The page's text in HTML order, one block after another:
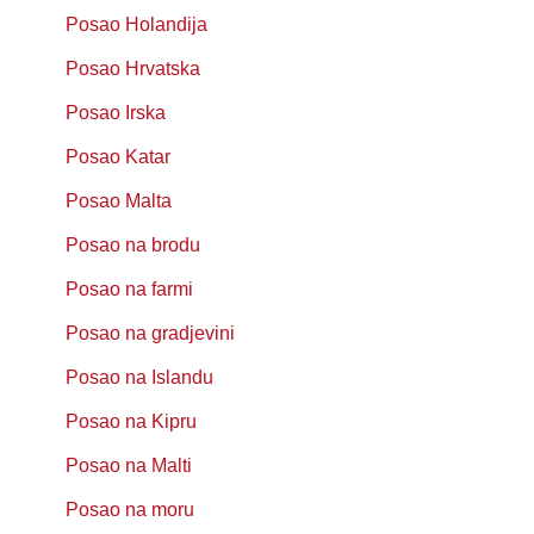
Posao Holandija
Posao Hrvatska
Posao Irska
Posao Katar
Posao Malta
Posao na brodu
Posao na farmi
Posao na gradjevini
Posao na Islandu
Posao na Kipru
Posao na Malti
Posao na moru